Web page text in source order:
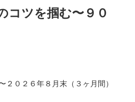
コツを掴む〜９０
２０２６年８月末（３ヶ月間）